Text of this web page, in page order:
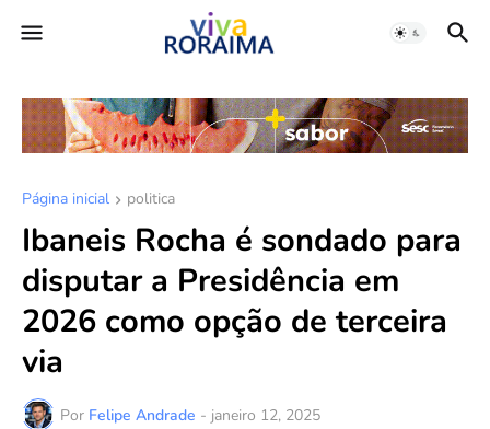
Página inicial politica
Ibaneis Rocha é sondado para
disputar a Presidência em
2026 como opção de terceira
via
Por Felipe Andrade - janeiro 12, 2025